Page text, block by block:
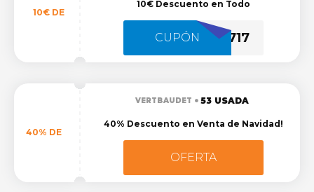
10€ DE
10€ Descuento en Todo
CUPÓN 6717
40% DE
VERTBAUDET 53 USADA
40% Descuento en Venta de Navidad!
OFERTA